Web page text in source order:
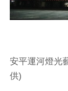
安平運河燈光
供)